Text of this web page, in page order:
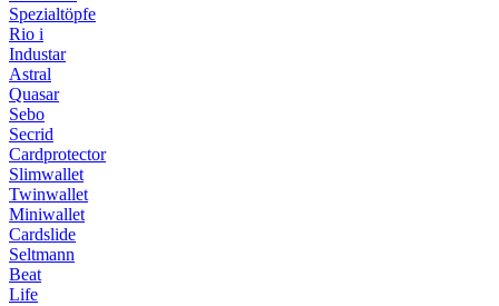
Spezialtöpfe
Rio i
Industar
Astral
Quasar
Sebo
Secrid
Cardprotector
Slimwallet
Twinwallet
Miniwallet
Cardslide
Seltmann
Beat
Life